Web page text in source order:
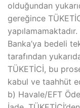
olduğundan
gereğince
yapılamamaktadır.
Banka’ya bedeli
tarafından
TÜKETİCİ, bu
kabul ve taahhüt
b) Havale/EFT